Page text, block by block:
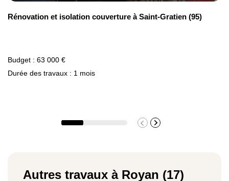
toiture
Ces simulateurs gratuits vous permettent
d’obtenir une estimation réaliste avant la
solutions techniques adaptées à votre
Rénovation et isolation couverture à Saint-Gratien (95)
Budget : 63 000 €
Durée des travaux : 1 mois
Autres travaux à Royan (17)